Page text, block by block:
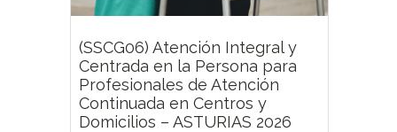
(SSCG06) Atención Integral y
Centrada en la Persona para
Profesionales de Atención
Continuada en Centros y
Domicilios – ASTURIAS 2026